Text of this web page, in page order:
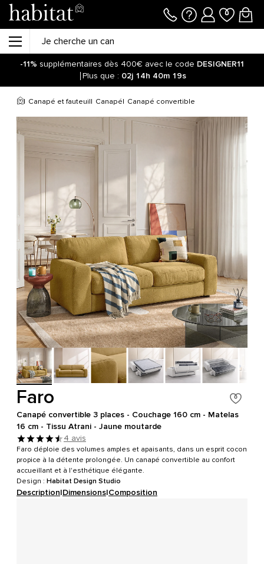
-11% supplémentaires dès 400€ avec le code DESIGNER11
Plus que : 02j 14h 40m 19s
Canapé et fauteuil Canapé Canapé convertible
Faro
Canapé convertible 3 places - Couchage 160 cm - Matelas
16 cm - Tissu Atrani - Jaune moutarde
4 avis
Faro déploie des volumes amples et apaisants, dans un esprit cocon
propice à la détente prolongée. Un canapé convertible au confort
accueillant et à l'esthétique élégante.
Design : Habitat Design Studio
Description|Dimensions|Composition